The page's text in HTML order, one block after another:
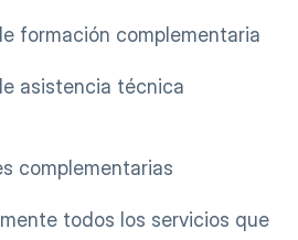
de formación complementaria
de asistencia técnica
complementarias
todos los servicios que